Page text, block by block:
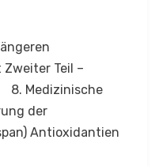
Teil –
8. Medizinische
der
Antioxidantien